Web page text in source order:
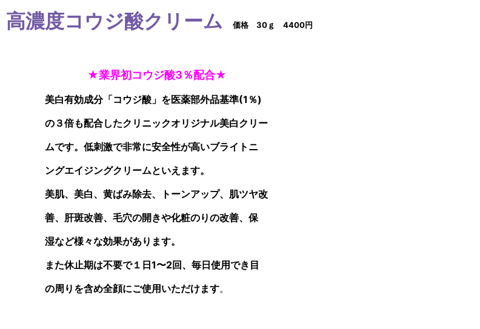
高濃度コウジ酸クリーム 価格 30ｇ 4400円
★業界初コウジ酸3％配合★
美白有効成分「コウジ酸」を医薬部外品基準(1％)
の３倍も配合したクリニックオリジナル美白クリー
ムです。 低刺激で非常に安全性が高いブライトニ
ングエイジングクリームといえます。
美肌、美白、黄ばみ除去、トーンアップ、肌ツヤ改
善、肝斑改善、毛穴の開きや化粧のりの改善、保
湿など様々な効果があります。
また休止期は不要で１日1〜2回、毎日使用でき目
の周りを含め全顔にご使用いただけます。